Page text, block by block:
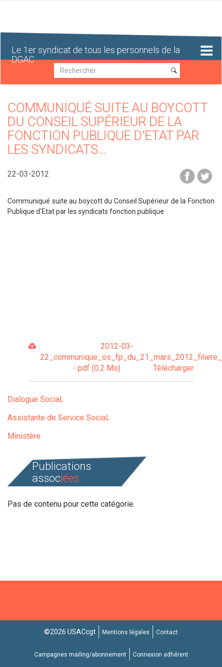
Le 1er syndicat de tous les personnels de la
DGAC
Recherche
Recherche
COMMUNIQUÉ SUITE AU BOYCOTT
DU CONSEIL SUPÉRIEUR DE LA
FONCTION PUBLIQUE D'ETAT PAR
LES SYNDICATS…
22-03-2012
Communiqué suite au boycott du Conseil Supérieur de la Fonction
Publique d'Etat par les syndicats fonction publique
2012-03-
- pdf (0.2 Mo)
Télécharger
Dialogue Social
Assistante de Service Social
Ministère
Publications
associées
Pas de contenu pour cette catégorie.
©2026 USACcgt Mentions légales Contact
Campagnes mailing/abonnement Connexion adhérent